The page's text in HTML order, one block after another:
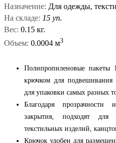
Назначение: Для одежды,
На складе: 15 уп.
Вес: 0.15 кг.
Объем: 0.0004 м3
Полипропиленовые
крючком для
для упаковки самых разных
Благодаря прозрачности
закрытия, подходят для
текстильных изделий,
Крючок удобен для